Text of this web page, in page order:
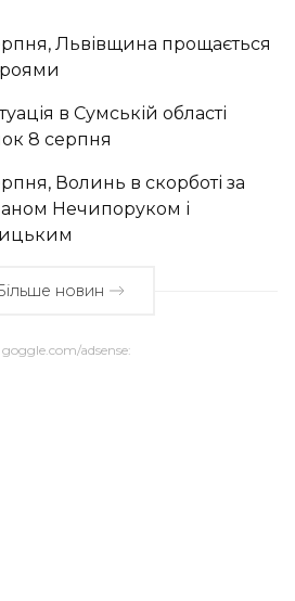
Львівщина прощається
в Сумській області
8 серпня
Волинь в скорботі за
Нечипоруком і
новин
adsense: